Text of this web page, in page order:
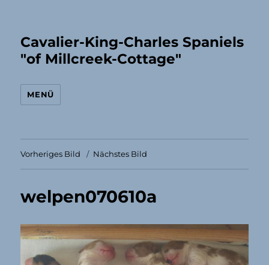
Cavalier-King-Charles Spaniels
"of Millcreek-Cottage"
MENÜ
Vorheriges Bild Nächstes Bild
welpen070610a